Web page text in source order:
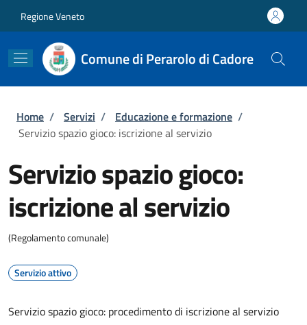
Regione Veneto
Comune di Perarolo di Cadore
Briciole di pane
Home / Servizi / Educazione e formazione /
Servizio spazio gioco: iscrizione al servizio
Servizio spazio gioco:
iscrizione al servizio
(Regolamento comunale)
Servizio attivo
Servizio spazio gioco: procedimento di iscrizione al servizio